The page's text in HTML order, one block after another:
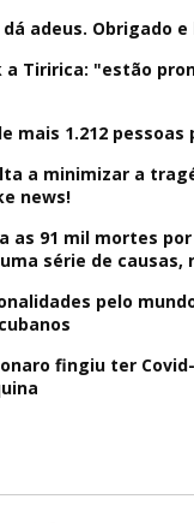
adeus. Obrigado
a Tiririca: "estão
mais 1.212 pessoas
a minimizar a
news!
as 91 mil mortes por
série de causas,
pelo
fingiu ter